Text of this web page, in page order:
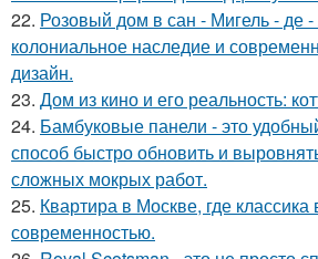
22. Розовый дом в сан - Мигель - де -
колониальное наследие и
дизайн.
23. Дом из кино и его реальность:
24. Бамбуковые панели - это
способ быстро обновить и
сложных мокрых работ.
25. Квартира в Москве, где классика
современностью.